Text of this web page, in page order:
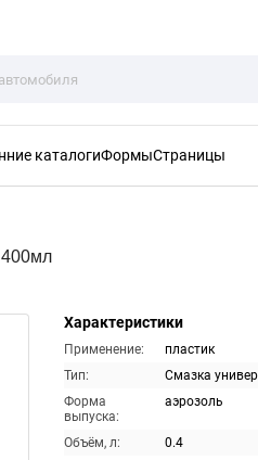
каталогиФормыСтраницы
400мл
Характеристики
Применение:
пластик
Тип:
Смазка
Форма
выпуска:
аэрозоль
Объём, л:
0.4